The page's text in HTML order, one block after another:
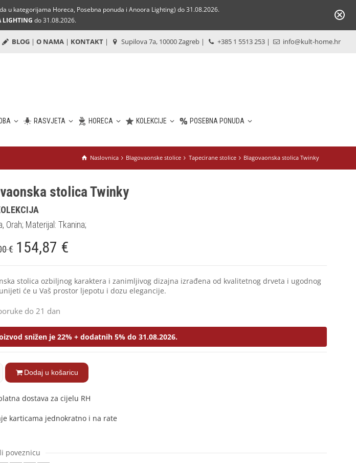
u kategorijama Horeca, Posebna ponuda i Anoora Lighting) do 31.08.2026.
LIGHTING do 31.08.2026.
BLOG | O NAMA | KONTAKT | Supilova 7a, 10000 Zagreb | +385 1 5513 253 | info@kult-home.hr
RASVJETA HORECA KOLEKCIJE POSEBNA PONUDA
Naslovnica Blagovaonske stolice Tapecirane stolice Blagovaonska stolica Twinky
stolica Twinky
Orah; Materijal: Tkanina;
€ 154,87 €
stolica ozbiljnog karaktera i zanimljivog dizajna izrađena od kvalitetnog drveta i ugodnog
će u Vaš prostor ljepotu i dozu elegancije.
do 21 dan
snižen je 22% + dodatnih 5% do 31.08.2026.
Dodaj u košaricu
dostava za cijelu RH
karticama jednokratno i na rate
poveznicu